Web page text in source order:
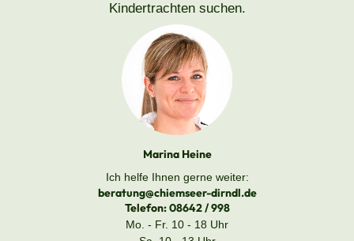
Kindertrachten suchen.
Marina Heine
Ich helfe Ihnen gerne weiter:
beratung@chiemseer-dirndl.de
Telefon:08642 / 998
Mo. - Fr. 10 - 18 Uhr